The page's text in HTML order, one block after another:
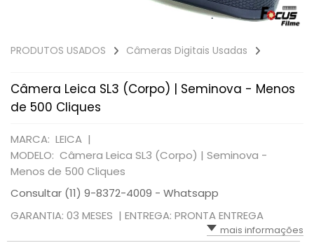
PRODUTOS USADOS Câmeras Digitais Usadas
Câmera Leica SL3 (Corpo) | Seminova - Menos
de 500 Cliques
MARCA: LEICA |
MODELO: Câmera Leica SL3 (Corpo) | Seminova -
Menos de 500 Cliques
Consultar (11) 9-8372-4009 - Whatsapp
GARANTIA: 03 MESES | ENTREGA: PRONTA ENTREGA
mais informações